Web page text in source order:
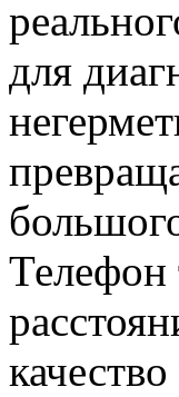
для
Телефон